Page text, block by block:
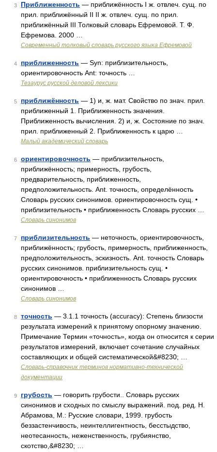
3 Приближенность — приближённость I ж. отвлеч. сущ. по
прил. приближённый II II ж. отвлеч. сущ. по прил.
приближённый III Толковый словарь Ефремовой. Т. Ф.
Ефремова. 2000 …
Современный толковый словарь русского языка Ефремовой
4 приближенность — Syn: приблизительность,
ориентировочность Ant: точность …
Тезаурус русской деловой лексики
5 приближённость — 1) и, ж. мат. Свойство по знач. прил.
приближенный 1. Приближенность значения.
Приближенность вычисления. 2) и, ж. Состояние по знач.
прил. приближенный 2. Приближенность к царю …
Малый академический словарь
6 ориентировочность — приблизительность,
приближённость; примерность, грубость,
предварительность, приближенность,
предположительность. Ant. точность, определённость
Словарь русских синонимов. ориентировочность сущ. •
приблизительность • приближенность Словарь русских …
Словарь синонимов
7 приблизительность — неточность, ориентировочность,
приближённость; грубость, примерность, приближенность,
предположительность, эскизность. Ant. точность Словарь
русских синонимов. приблизительность сущ. •
ориентировочность • приближенность Словарь русских
синонимов …
Словарь синонимов
8 точность — 3.1.1 точность (accuracy): Степень близости
результата измерений к принятому опорному значению.
Примечание Термин «точность», когда он относится к серии
результатов измерений, включает сочетание случайных
составляющих и общей систематической&#8230; …
Словарь-справочник терминов нормативно-технической
документации
9 грубость — говорить грубости.. Словарь русских
синонимов и сходных по смыслу выражений. под. ред. Н.
Абрамова, М.: Русские словари, 1999. грубость
беззастенчивость, неинтеллигентность, бесстыдство,
неотесанность, неженственность, грубиянство,
скотство,&#8230; …